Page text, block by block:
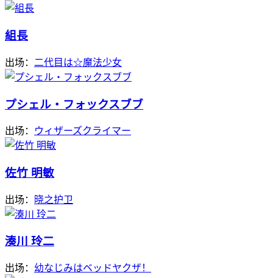
組長
出场： 二代目は☆魔法少女
プシェル・フォックスブブ
出场： ウィザーズクライマー
佐竹 明敏
出场： 晓之护卫
湊川 玲二
出场： 幼なじみはベッドヤクザ！